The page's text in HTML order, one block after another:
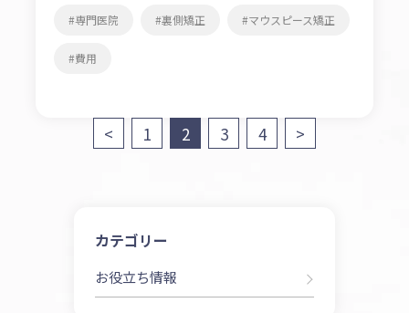
専門医院 裏側矯正 マウスピース矯正
費用
投
ペ
ー
ジ
< 1 2 3 4 >
カテゴリー
お役立ち情報